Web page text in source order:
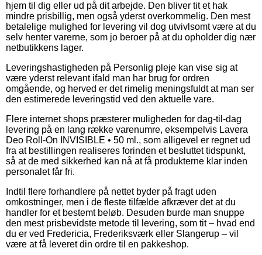
hjem til dig eller ud på dit arbejde. Den bliver tit et hak
mindre prisbillig, men også yderst overkommelig. Den mest
betalelige mulighed for levering vil dog utvivlsomt være at du
selv henter varerne, som jo beroer på at du opholder dig nær
netbutikkens lager.
Leveringshastigheden på Personlig pleje kan vise sig at
være yderst relevant ifald man har brug for ordren
omgående, og herved er det rimelig meningsfuldt at man ser
den estimerede leveringstid ved den aktuelle vare.
Flere internet shops præsterer muligheden for dag-til-dag
levering på en lang række varenumre, eksempelvis Lavera
Deo Roll-On INVISIBLE • 50 ml., som alligevel er regnet ud
fra at bestillingen realiseres forinden et besluttet tidspunkt,
så at de med sikkerhed kan nå at få produkterne klar inden
personalet får fri.
Indtil flere forhandlere på nettet byder på fragt uden
omkostninger, men i de fleste tilfælde afkræver det at du
handler for et bestemt beløb. Desuden burde man snuppe
den mest prisbevidste metode til levering, som tit – hvad end
du er ved Fredericia, Frederiksværk eller Slangerup – vil
være at få leveret din ordre til en pakkeshop.